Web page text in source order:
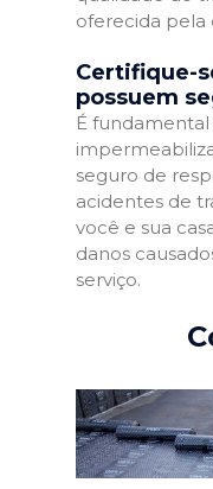
oferecida pela
Certifique-
possuem
É
seguro de
acidentes de
você e sua
danos
serviço.